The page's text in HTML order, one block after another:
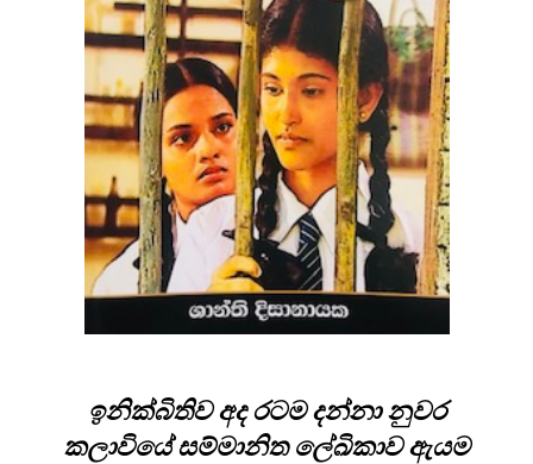
ඉනික්බිතිව අද රටම දන්නා නුවර
කලාවියේ සම්මානිත ලේඛිකාව ඇයම